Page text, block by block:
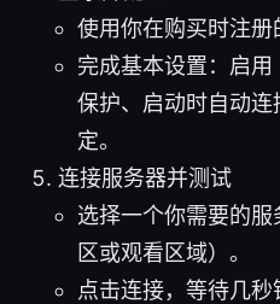
使用你在购买时注册
完成基本设置：启
保护、启动时自动
定。
连接服务器并测试
选择一个你需要的
区或观看区域）。
点击连接，等待几